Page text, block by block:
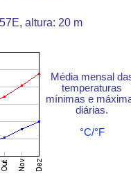
altura: 20 m
Média mensal
temperaturas
mínimas e
diárias.
°C/°F